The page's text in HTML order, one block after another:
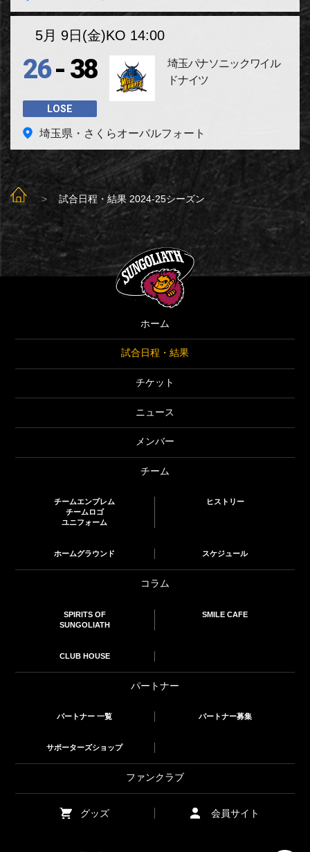
SUNGOLIATH TOP
試合日程・結果 2024-25シーズン
5月 9日(金)KO 14:00
26- 38
LOSE
埼玉パナソニックワイル
ドナイツ
埼玉県・さくらオーバルフォート
SUNGOLIATH
ホーム
試合日程・結果
チケット
ニュース
メンバー
チーム
チームエンブレム
チームロゴ
ユニフォーム
ヒストリー
ホームグラウンド スケジュール
コラム
SPIRITS OF
SUNGOLIATH
SMILE CAFE
CLUB HOUSE
パートナー
パートナー 一覧 パートナー募集
サポーターズショップ
ファンクラブ
グッズ 会員サイト